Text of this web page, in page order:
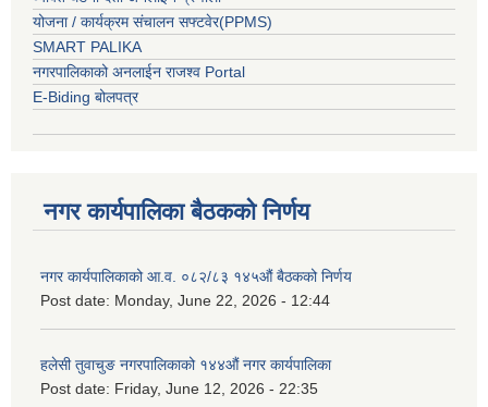
योजना / कार्यक्रम संचालन सफ्टवेर(PPMS)
SMART PALIKA
नगरपालिकाको अनलाईन राजश्व Portal
E-Biding बोलपत्र
नगर कार्यपालिका बैठकको निर्णय
नगर कार्यपालिकाको आ.व. ०८२/८३ १४५औं बैठकको निर्णय
Post date: Monday, June 22, 2026 - 12:44
हलेसी तुवाचुङ नगरपालिकाको १४४औं नगर कार्यपालिका
Post date: Friday, June 12, 2026 - 22:35